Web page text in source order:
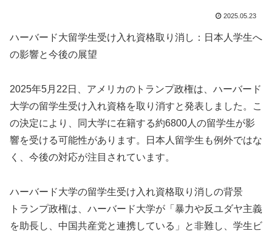
2025.05.23
ハーバード大留学生受け入れ資格取り消し：日本人学生へ
の影響と今後の展望
2025年5月22日、アメリカのトランプ政権は、ハーバード
大学の留学生受け入れ資格を取り消すと発表しました。こ
の決定により、同大学に在籍する約6800人の留学生が影
響を受ける可能性があります。日本人留学生も例外ではな
く、今後の対応が注目されています。
ハーバード大学の留学生受け入れ資格取り消しの背景
トランプ政権は、ハーバード大学が「暴力や反ユダヤ主義
を助長し、中国共産党と連携している」と非難し、学生ビ